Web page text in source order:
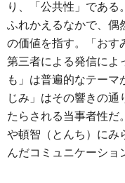
り、「公共性」である
ふれかえるなかで、偶
の価値を指す。「おす
第三者による発信によ
も」は普遍的なテーマ
じみ」はその響きの通
たらされる当事者性だ
や頓智（とんち）にみ
んだコミュニケーショ